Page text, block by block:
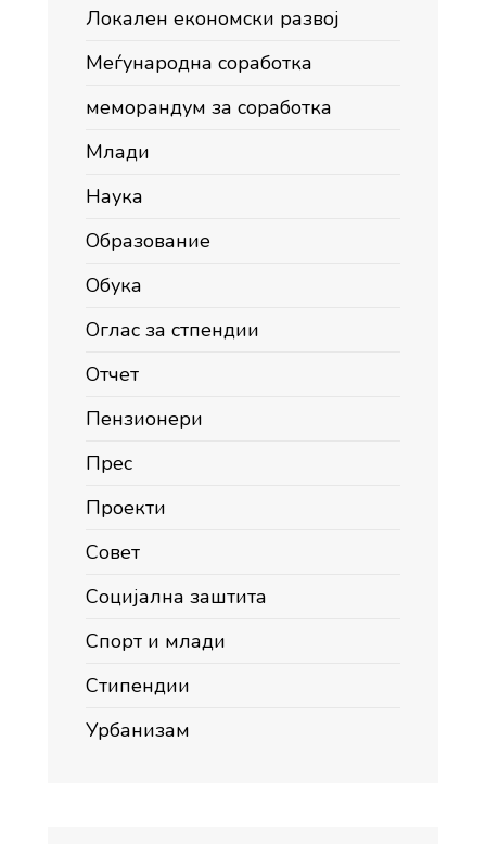
Локален економски развој
Меѓународна соработка
меморандум за соработка
Млади
Наука
Образование
Обука
Оглас за стпендии
Отчет
Пензионери
Прес
Проекти
Совет
Социјална заштита
Спорт и млади
Стипендии
Урбанизам